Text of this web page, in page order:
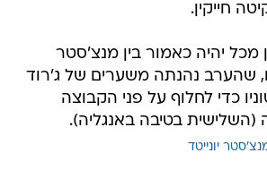
חייקין.
יהיה כאמור בין מנצ'סטר
שהערב נהנתה משערים של ג'רוד
כדי לחלוף על פני הקבוצה
(השלישית בטיבה באנגליה).
יונייטד